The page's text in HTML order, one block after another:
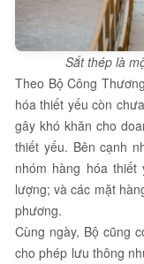
Sắt thép là
Theo Bộ Công
hóa thiết yếu còn
gây khó khăn cho
thiết yếu. Bên cạnh
nhóm hàng hóa
lượng; và các mặt
phương.
Cùng ngày, Bộ cũng
cho phép lưu thông